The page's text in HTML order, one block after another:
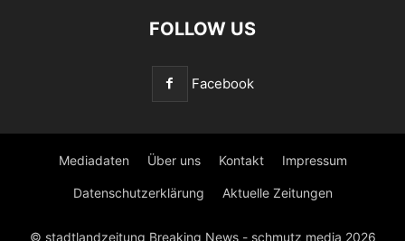
FOLLOW US
Facebook
Mediadaten Über uns Kontakt Impressum
Datenschutzerklärung Aktuelle Zeitungen
© stadtlandzeitung Breaking News - schmutz media 2026